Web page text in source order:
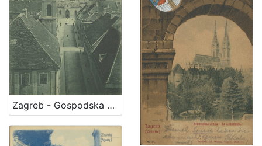
Zagreb - Gospodska ulica